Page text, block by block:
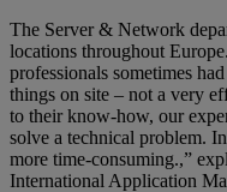
The Server & Network
locations throughout
professionals sometimes
things on site – not a very
to their know-how, our
solve a technical problem.
more time-consuming.,”
International Application